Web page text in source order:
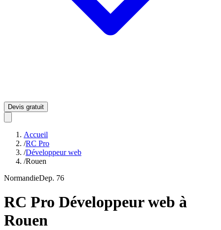
Devis gratuit
Accueil
/RC Pro
/Développeur web
/Rouen
NormandieDep. 76
RC Pro Développeur web à
Rouen